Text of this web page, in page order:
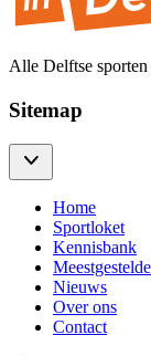
Alle Delftse
Sitemap
Home
Sportloket
Kennisbank
Nieuws
Over ons
Contact